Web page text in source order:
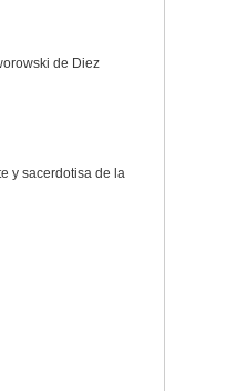
de Diez
y sacerdotisa de la